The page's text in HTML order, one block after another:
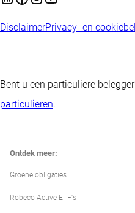
DisclaimerPrivacy- en
Bent u een particuliere
particulieren.
Ontdek meer:
Groene obligaties
Robeco Active ETF's